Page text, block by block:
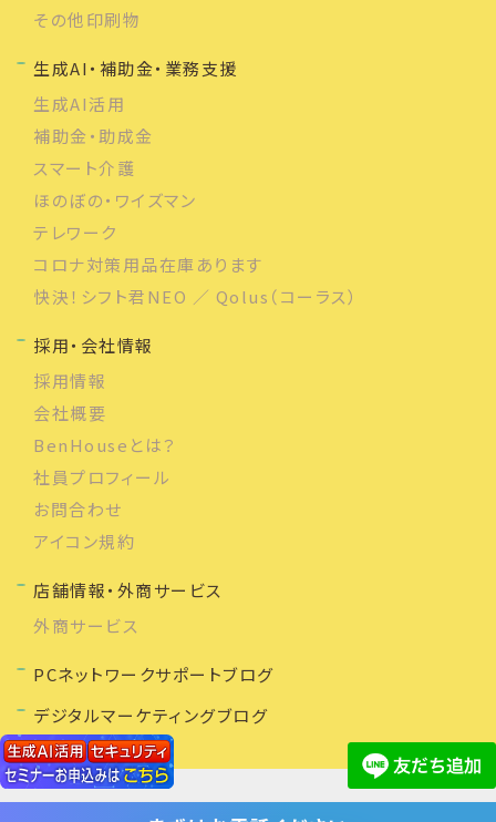
その他印刷物
生成AI・補助金・業務支援
生成AI活用
補助金・助成金
スマート介護
ほのぼの・ワイズマン
テレワーク
コロナ対策用品在庫あります
快決！シフト君NEO ／ Qolus（コーラス）
採用・会社情報
採用情報
会社概要
BenHouseとは？
社員プロフィール
お問合わせ
アイコン規約
店舗情報・外商サービス
外商サービス
PCネットワークサポートブログ
デジタルマーケティングブログ